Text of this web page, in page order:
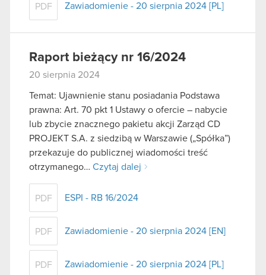
PDF Zawiadomienie - 20 sierpnia 2024 [PL]
Raport bieżący nr 16/2024
20 sierpnia 2024
Temat: Ujawnienie stanu posiadania Podstawa
prawna: Art. 70 pkt 1 Ustawy o ofercie – nabycie
lub zbycie znacznego pakietu akcji Zarząd CD
PROJEKT S.A. z siedzibą w Warszawie („Spółka”)
przekazuje do publicznej wiadomości treść
otrzymanego… Czytaj dalej
PDF ESPI - RB 16/2024
PDF Zawiadomienie - 20 sierpnia 2024 [EN]
PDF Zawiadomienie - 20 sierpnia 2024 [PL]